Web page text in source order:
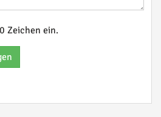
Zeichen ein.